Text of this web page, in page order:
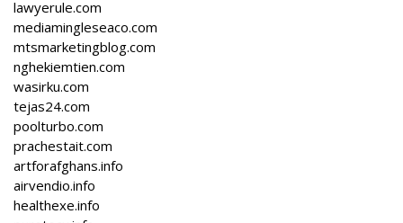
lawyerule.com
mediamingleseaco.com
mtsmarketingblog.com
nghekiemtien.com
wasirku.com
tejas24.com
poolturbo.com
prachestait.com
artforafghans.info
airvendio.info
healthexe.info